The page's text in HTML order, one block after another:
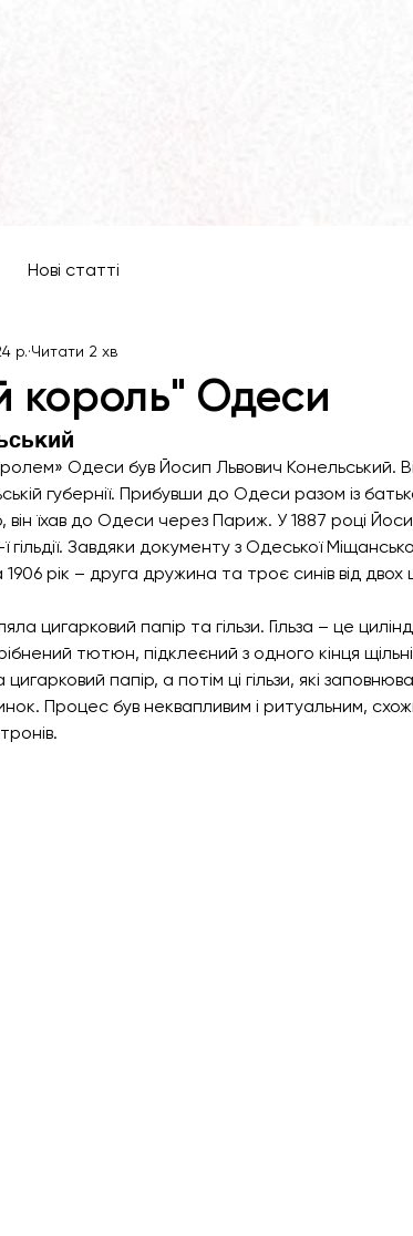
Нові статті
король" Одеси
р. Читати 2 хв
Одеси був Йосип Львович Конельський.
губернії. Прибувши до Одеси разом із
він їхав до Одеси через Париж. У 1887 році
гільдії. Завдяки документу з Одеської
рік – друга дружина та троє синів від двох
цигарковий папір та гільзи. Гільза – це
тютюн, підклеєний з одного кінця
папір, а потім ці гільзи, які
Процес був неквапливим і ритуальним,